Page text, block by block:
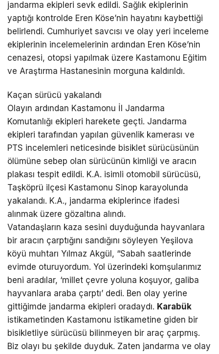
jandarma ekipleri sevk edildi. Sağlık ekiplerinin
yaptığı kontrolde Eren Köse’nin hayatını kaybettiği
belirlendi. Cumhuriyet savcısı ve olay yeri inceleme
ekiplerinin incelemelerinin ardından Eren Köse’nin
cenazesi, otopsi yapılmak üzere Kastamonu Eğitim
ve Araştırma Hastanesinin morguna kaldırıldı.
Kaçan sürücü yakalandı
Olayın ardından Kastamonu İl Jandarma
Komutanlığı ekipleri harekete geçti. Jandarma
ekipleri tarafından yapılan güvenlik kamerası ve
PTS incelemleri neticesinde bisiklet sürücüsünün
ölümüne sebep olan sürücünün kimliği ve aracın
plakası tespit edildi. K.A. isimli otomobil sürücüsü,
Taşköprü ilçesi Kastamonu Sinop karayolunda
yakalandı. K.A., jandarma ekiplerince ifadesi
alınmak üzere gözaltına alındı.
Vatandaşların kaza sesini duyduğunda hayvanlara
bir aracın çarptığını sandığını söyleyen Yeşilova
köyü muhtarı Yılmaz Akgül, “Sabah saatlerinde
evimde oturuyordum. Yol üzerindeki komşularımız
beni aradılar, ‘millet çevre yoluna koşuyor, galiba
hayvanlara araba çarptı’ dedi. Ben olay yerine
gittiğimde jandarma ekipleri oradaydı. Karabük
istikametinden Kastamonu istikametine giden bir
bisikletliye sürücüsü bilinmeyen bir araç çarpmış.
Biz olayı bu şekilde duyduk. Zaten jandarma ve olay